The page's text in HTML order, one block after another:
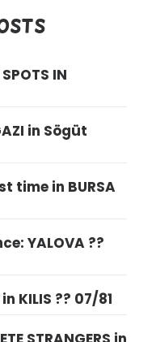
IN
in Sögüt
time in BURSA
YALOVA ??
KILIS ?? 07/81